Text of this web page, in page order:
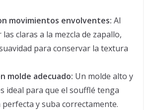
movimientos envolventes: Al
claras a la mezcla de zapallo,
para conservar la textura
molde adecuado: Un molde alto y
ideal para que el soufflé tenga
y suba correctamente.